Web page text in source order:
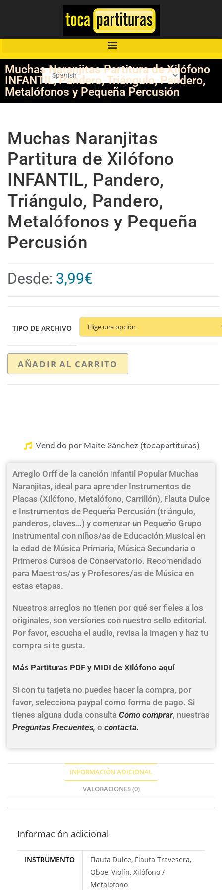
Muchas Naranjitas Partitura de Xilófono
INFANTIL, Pandero, Triángulo, Pandero,
Metalófonos y Pequeña Percusión
Muchas Naranjitas
Partitura de Xilófono
INFANTIL, Pandero,
Triángulo, Pandero,
Metalófonos y Pequeña
Percusión
Desde: 3,99€
TIPO DE ARCHIVO
AÑADIR AL CARRITO
Vendido por Maite Sánchez (tocapartituras)
Arreglo Orff de la canción Infantil Popular Muchas
Naranjitas, ideal para aprender Instrumentos de
Placas (Xilófono, Metalófono, Carrillón), Flauta Dulce
e Instrumentos de Pequeña Percusión (triángulo,
panderos, claves…) y comenzar un Pequeño Grupo
Instrumental con niños/as de Educación Musical en
la edad de Música Primaria, Música Secundaria o
Primeros Cursos de Conservatorio. Recomendado
para Maestros/as y Profesores/as de Música en
estas etapas.
Nuestros arreglos no tienen por qué ser fieles a los
originales, son versiones con nuestro sello editorial.
Por favor, escucha el audio, revisa la imagen y haz tu
compra si te gusta.
Más Partituras PDF y MIDI de Xilófono aquí
Si con tu tarjeta no puedes hacer la compra, por
favor, selecciona paypal como forma de pago. Si
tienes alguna duda consulta Como comprar, nuestras
Preguntas Frecuentes, o contacta.
INFORMACIÓN ADICIONAL
VALORACIONES (0)
Información adicional
INSTRUMENTO
Flauta Dulce, Flauta Travesera,
Oboe, Violín, Xilófono /
Metalófono